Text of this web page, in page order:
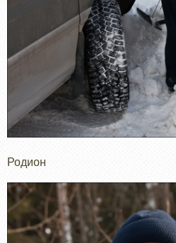
Родион